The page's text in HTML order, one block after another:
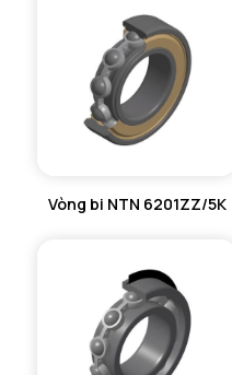
Vòng bi NTN 6201ZZ/5K